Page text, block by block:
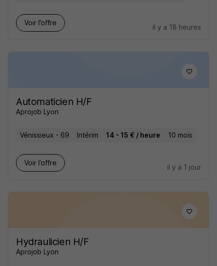
Voir l’offre
il y a 18 heures
Automaticien H/F
Aprojob Lyon
Vénissieux - 69 Intérim 14 - 15 € / heure 10 mois
Voir l’offre
il y a 1 jour
Hydraulicien H/F
Aprojob Lyon